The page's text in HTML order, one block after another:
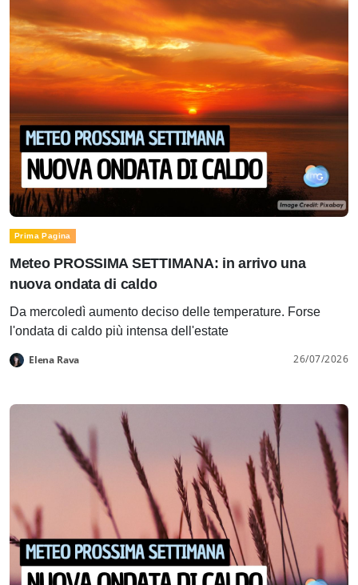
Prima Pagina
Meteo PROSSIMA SETTIMANA: in arrivo una
nuova ondata di caldo
Da mercoledì aumento deciso delle temperature. Forse
l'ondata di caldo più intensa dell'estate
Elena Rava 26/07/2026